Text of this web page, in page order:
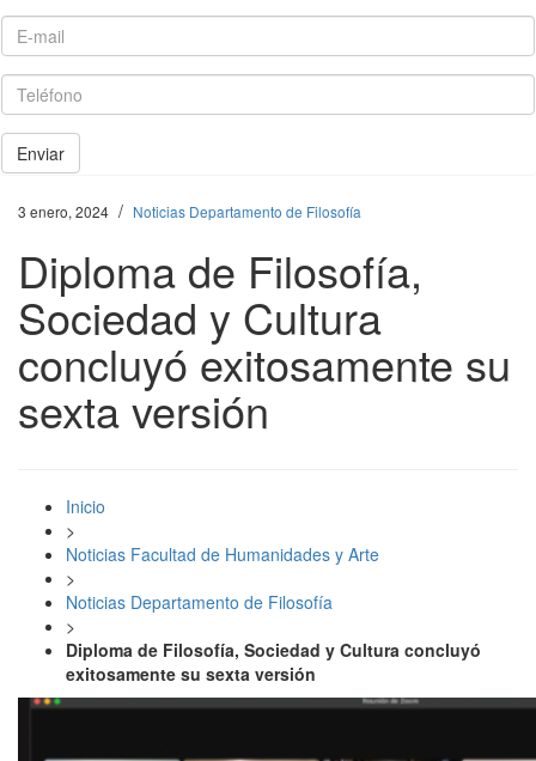
E-mail
Teléfono
Enviar
3 enero, 2024 / Noticias Departamento de Filosofía
Diploma de Filosofía,
Sociedad y Cultura
concluyó exitosamente su
sexta versión
Inicio
>
Noticias Facultad de Humanidades y Arte
>
Noticias Departamento de Filosofía
>
Diploma de Filosofía, Sociedad y Cultura concluyó
exitosamente su sexta versión